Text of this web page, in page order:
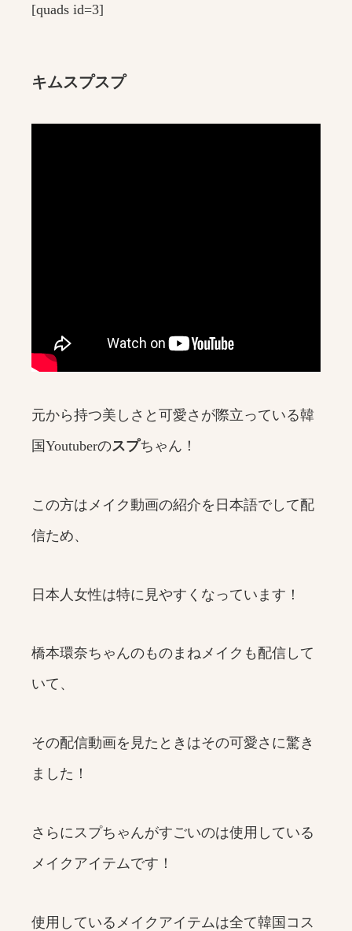
[quads id=3]
キムスプスプ
元から持つ美しさと可愛さが際立っている韓
国Youtuberのスプちゃん！
この方はメイク動画の紹介を日本語でして配
信ため、
日本人女性は特に見やすくなっています！
橋本環奈ちゃんのものまねメイクも配信して
いて、
その配信動画を見たときはその可愛さに驚き
ました！
さらにスプちゃんがすごいのは使用している
メイクアイテムです！
使用しているメイクアイテムは全て韓国コス